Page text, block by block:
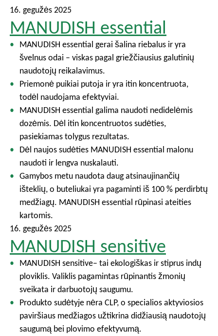
16. gegužės 2025
MANUDISH essential
MANUDISH essential gerai šalina riebalus ir yra
švelnus odai – viskas pagal griežčiausius galutinių
naudotojų reikalavimus.
Priemonė puikiai putoja ir yra itin koncentruota,
todėl naudojama efektyviai.
MANUDISH essential galima naudoti nedidelėmis
dozėmis. Dėl itin koncentruotos sudėties,
pasiekiamas tolygus rezultatas.
Dėl naujos sudėties MANUDISH essential malonu
naudoti ir lengva nuskalauti.
Gamybos metu naudota daug atsinaujinančių
išteklių, o buteliukai yra pagaminti iš 100 % perdirbtų
medžiagų. MANUDISH essential rūpinasi ateities
kartomis.
16. gegužės 2025
MANUDISH sensitive
MANUDISH sensitive– tai ekologiškas ir stiprus indų
ploviklis. Valiklis pagamintas rūpinantis žmonių
sveikata ir darbuotojų saugumu.
Produkto sudėtyje nėra CLP, o specialios aktyviosios
paviršiaus medžiagos užtikrina didžiausią naudotojų
saugumą bei plovimo efektyvumą.